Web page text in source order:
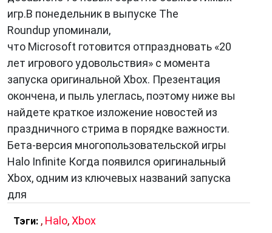
игр.В понедельник в выпуске The
Roundup упоминали,
что Microsoft готовится отпраздновать «20
лет игрового удовольствия» с момента
запуска оригинальной Xbox. Презентация
окончена, и пыль улеглась, поэтому ниже вы
найдете краткое изложение новостей из
праздничного стрима в порядке важности.
Бета-версия многопользовательской игры
Halo Infinite Когда появился оригинальный
Xbox, одним из ключевых названий запуска
для
Тэги: , Halo,Xbox